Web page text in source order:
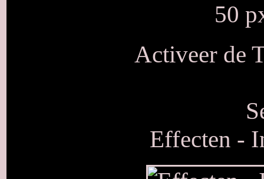
50
Activeer de
Effecten -